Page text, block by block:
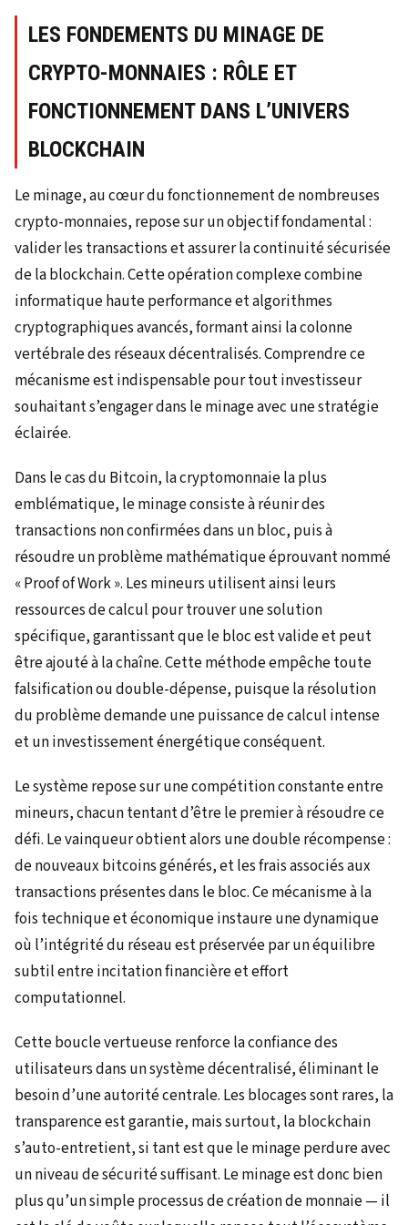
LES FONDEMENTS DU MINAGE DE
CRYPTO-MONNAIES : RÔLE ET
FONCTIONNEMENT DANS L’UNIVERS
BLOCKCHAIN
Le minage, au cœur du fonctionnement de nombreuses
crypto-monnaies, repose sur un objectif fondamental :
valider les transactions et assurer la continuité sécurisée
de la blockchain. Cette opération complexe combine
informatique haute performance et algorithmes
cryptographiques avancés, formant ainsi la colonne
vertébrale des réseaux décentralisés. Comprendre ce
mécanisme est indispensable pour tout investisseur
souhaitant s’engager dans le minage avec une stratégie
éclairée.
Dans le cas du Bitcoin, la cryptomonnaie la plus
emblématique, le minage consiste à réunir des
transactions non confirmées dans un bloc, puis à
résoudre un problème mathématique éprouvant nommé
« Proof of Work ». Les mineurs utilisent ainsi leurs
ressources de calcul pour trouver une solution
spécifique, garantissant que le bloc est valide et peut
être ajouté à la chaîne. Cette méthode empêche toute
falsification ou double-dépense, puisque la résolution
du problème demande une puissance de calcul intense
et un investissement énergétique conséquent.
Le système repose sur une compétition constante entre
mineurs, chacun tentant d’être le premier à résoudre ce
défi. Le vainqueur obtient alors une double récompense :
de nouveaux bitcoins générés, et les frais associés aux
transactions présentes dans le bloc. Ce mécanisme à la
fois technique et économique instaure une dynamique
où l’intégrité du réseau est préservée par un équilibre
subtil entre incitation financière et effort
computationnel.
Cette boucle vertueuse renforce la confiance des
utilisateurs dans un système décentralisé, éliminant le
besoin d’une autorité centrale. Les blocages sont rares, la
transparence est garantie, mais surtout, la blockchain
s’auto-entretient, si tant est que le minage perdure avec
un niveau de sécurité suffisant. Le minage est donc bien
plus qu’un simple processus de création de monnaie — il